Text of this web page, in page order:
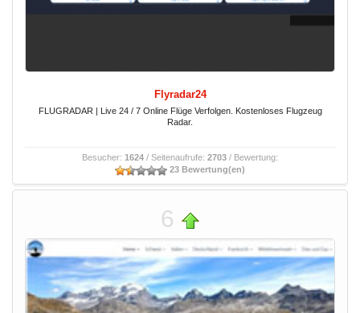
Flyradar24
FLUGRADAR | Live 24 / 7 Online Flüge Verfolgen. Kostenloses Flugzeug
Radar.
Besucher: 1624 / Seitenaufrufe: 2703 / Bewertung:
23 Bewertung(en)
6